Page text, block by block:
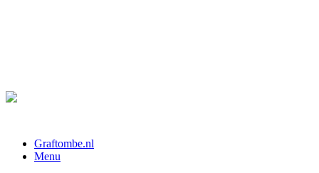
Graftombe.nl
Menu